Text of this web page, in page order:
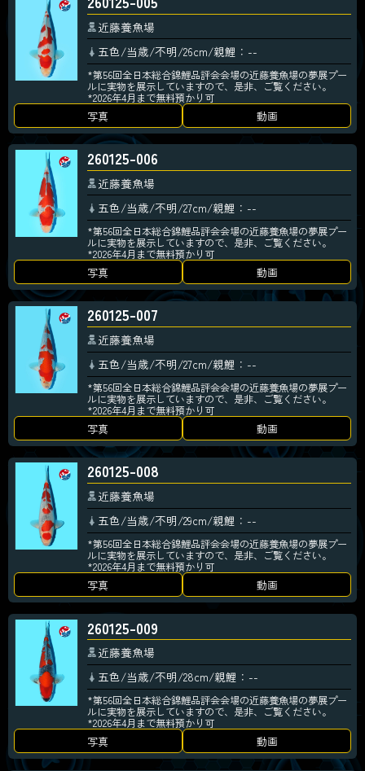
近藤養魚場
五色/当歳/不明/26cm/親鯉：--
*第56回全日本総合錦鯉品評会会場の近藤養魚場の夢展プー
ルに実物を展示していますので、是非、ご覧ください。
*2026年4月まで無料預かり可
写真 動画
260125-006
近藤養魚場
五色/当歳/不明/27cm/親鯉：--
*第56回全日本総合錦鯉品評会会場の近藤養魚場の夢展プー
ルに実物を展示していますので、是非、ご覧ください。
*2026年4月まで無料預かり可
写真 動画
260125-007
近藤養魚場
五色/当歳/不明/27cm/親鯉：--
*第56回全日本総合錦鯉品評会会場の近藤養魚場の夢展プー
ルに実物を展示していますので、是非、ご覧ください。
*2026年4月まで無料預かり可
写真 動画
260125-008
近藤養魚場
五色/当歳/不明/29cm/親鯉：--
*第56回全日本総合錦鯉品評会会場の近藤養魚場の夢展プー
ルに実物を展示していますので、是非、ご覧ください。
*2026年4月まで無料預かり可
写真 動画
260125-009
近藤養魚場
五色/当歳/不明/28cm/親鯉：--
*第56回全日本総合錦鯉品評会会場の近藤養魚場の夢展プー
ルに実物を展示していますので、是非、ご覧ください。
*2026年4月まで無料預かり可
写真 動画